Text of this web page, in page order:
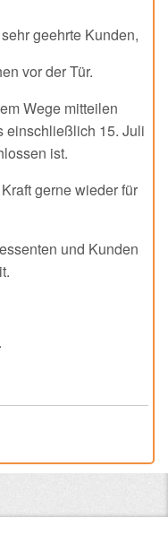
geehrte Kunden,
vor der Tür.
Wege mitteilen
einschließlich 15. Juli
ist.
gerne wieder für
und Kunden